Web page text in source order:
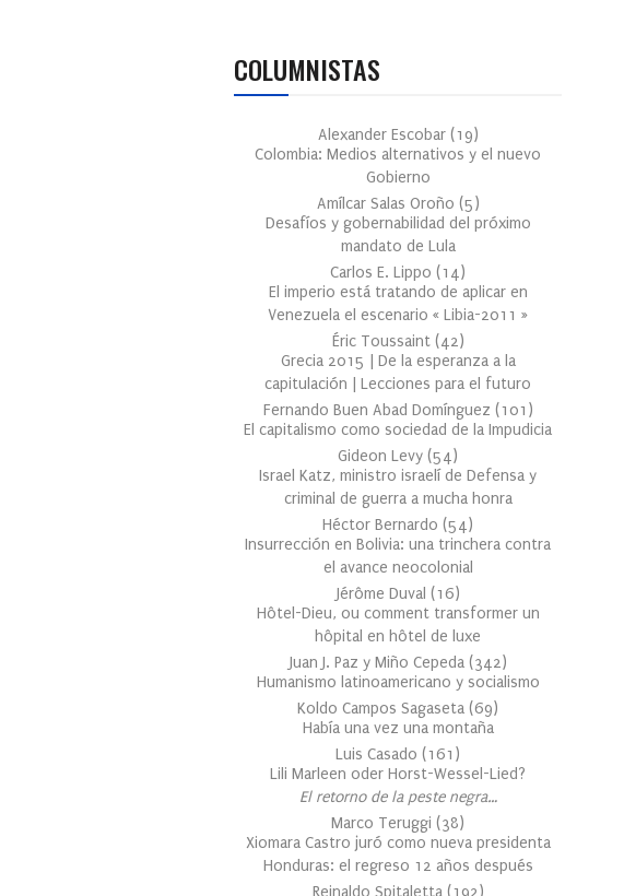
COLUMNISTAS
Alexander Escobar (19)
Colombia: Medios alternativos y el nuevo
Gobierno
Amílcar Salas Oroño (5)
Desafíos y gobernabilidad del próximo
mandato de Lula
Carlos E. Lippo (14)
El imperio está tratando de aplicar en
Venezuela el escenario « Libia-2011 »
Éric Toussaint (42)
Grecia 2015 | De la esperanza a la
capitulación | Lecciones para el futuro
Fernando Buen Abad Domínguez (101 )
El capitalismo como sociedad de la Impudicia
Gideon Levy (54)
Israel Katz, ministro israelí de Defensa y
criminal de guerra a mucha honra
Héctor Bernardo (54)
Insurrección en Bolivia: una trinchera contra
el avance neocolonial
Jérôme Duval (16)
Hôtel-Dieu, ou comment transformer un
hôpital en hôtel de luxe
Juan J. Paz y Miño Cepeda (342)
Humanismo latinoamericano y socialismo
Koldo Campos Sagaseta (69)
Había una vez una montaña
Luis Casado (161 )
Lili Marleen oder Horst-Wessel-Lied?
El retorno de la peste negra…
Marco Teruggi (38)
Xiomara Castro juró como nueva presidenta
Honduras: el regreso 12 años después